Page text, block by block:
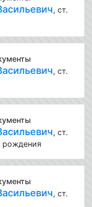
, ст.
, ст.
, ст.
рождения
, ст.